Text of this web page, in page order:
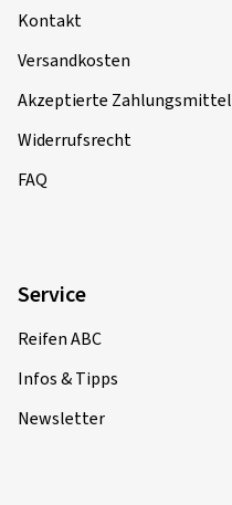
Kontakt
Versandkosten
Akzeptierte Zahlungsmittel
Widerrufsrecht
FAQ
Service
Reifen ABC
Infos & Tipps
Newsletter